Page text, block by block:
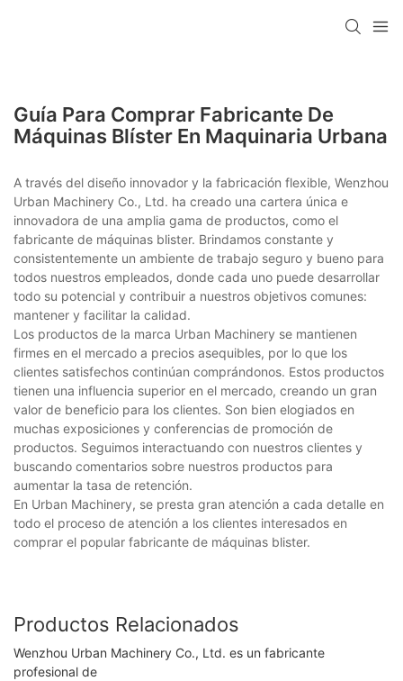
Guía Para Comprar Fabricante De
Máquinas Blíster En Maquinaria Urbana
A través del diseño innovador y la fabricación flexible, Wenzhou
Urban Machinery Co., Ltd. ha creado una cartera única e
innovadora de una amplia gama de productos, como el
fabricante de máquinas blister. Brindamos constante y
consistentemente un ambiente de trabajo seguro y bueno para
todos nuestros empleados, donde cada uno puede desarrollar
todo su potencial y contribuir a nuestros objetivos comunes:
mantener y facilitar la calidad.
Los productos de la marca Urban Machinery se mantienen
firmes en el mercado a precios asequibles, por lo que los
clientes satisfechos continúan comprándonos. Estos productos
tienen una influencia superior en el mercado, creando un gran
valor de beneficio para los clientes. Son bien elogiados en
muchas exposiciones y conferencias de promoción de
productos. Seguimos interactuando con nuestros clientes y
buscando comentarios sobre nuestros productos para
aumentar la tasa de retención.
En Urban Machinery, se presta gran atención a cada detalle en
todo el proceso de atención a los clientes interesados ​​en
comprar el popular fabricante de máquinas blister.
Productos Relacionados
Wenzhou Urban Machinery Co., Ltd. es un fabricante
profesional de